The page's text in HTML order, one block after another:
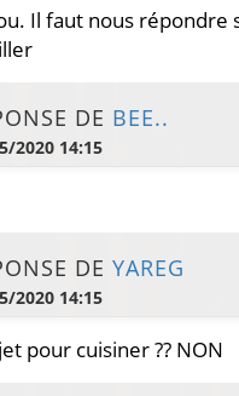
Il faut nous répondre
DE BEE..
2020 14:15
DE YAREG
2020 14:15
pour cuisiner ?? NON